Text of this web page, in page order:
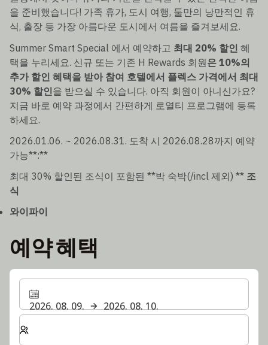
을 준비했습니다! 가족 휴가, 도시 여행, 둘만의 낭만적인 휴
식, 출장 등 가장 아름다운 도시에서 여름을 즐겨보세요.
Summer Smart Special 에서 예약하고 최대 20% 할인 혜
택을 누리세요. 신규 또는 기존 H Rewards 회원은 10%의
추가 할인 혜택을 받아 참여 호텔에서 플렉스 가격에서 최대
30% 할인을 받으실 수 있습니다. 아직 회원이 아니신가요?
지금 바로 예약 과정에서 간편하게 로열티 프로그램에 등록
하세요.
2026.01.06. ~ 2026.08.31. 도착 시 2026.08.28까지 예약
가능**:**
최대 30% 할인된 조식이 포함된 **박 숙박(/incl 제외) ** 조
식
와이파이
예약 혜택
2026. 08. 09.
2026. 08. 10.
숙박할 객실 및 게스트 수 선택